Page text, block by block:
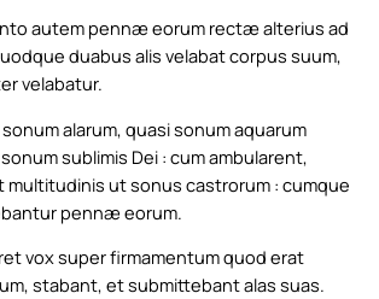
autem pennæ eorum rectæ alterius ad
duabus alis velabat corpus suum,
velabatur.
alarum, quasi sonum aquarum
sublimis Dei : cum ambularent,
multitudinis ut sonus castrorum : cumque
pennæ eorum.
vox super firmamentum quod erat
stabant, et submittebant alas suas.